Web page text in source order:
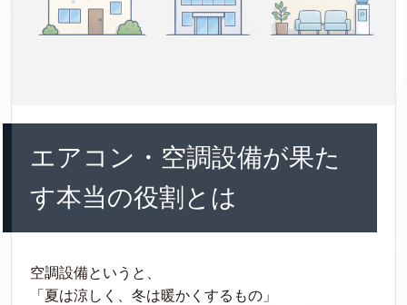
エアコン・空調設備が果た
す本当の役割とは
空調設備というと、
「夏は涼しく、冬は暖かくするもの」